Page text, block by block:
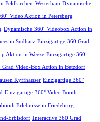
Feldkirchen-Westerham Dynamische
Video Aktion in Petersberg
Dynamische 360° Videobox Action in
in Südharz Einzigartige 360 Grad
Aktion in Weeze Einzigartige 360
Grad Video-Box Action in Betzdorf
Kyffhäuser Einzigartige 360°
Einzigartige 360° Video Booth
Erlebnisse in Friedeburg
Erbisdorf Interactive 360 Grad